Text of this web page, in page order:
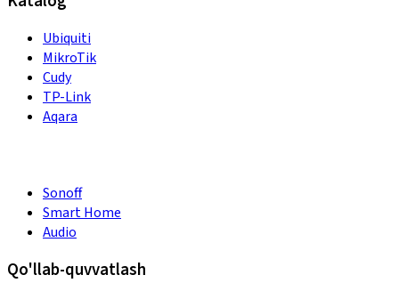
Ubiquiti
MikroTik
Cudy
TP-Link
Aqara
Sonoff
Smart Home
Audio
Qo'llab-quvvatlash